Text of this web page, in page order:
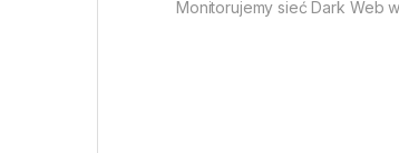
Monitorujemy sieć Dark Web